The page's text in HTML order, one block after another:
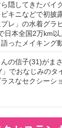
隠してきたバイ
キニなどで初披
レ」の水着グラ
日本全国2万km
ったメイキング
の信子(31)がま
」でおなじみのタ
スなセクシーシ